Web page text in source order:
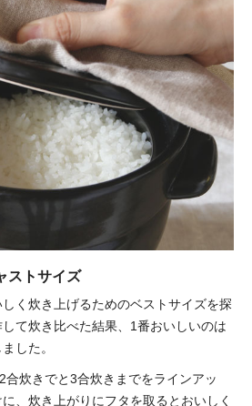
ストサイズ
く炊き上げるためのベストサイズを探
て炊き比べた結果、1番おいしいのは
した。
合炊きでと3合炊きまでをラインアッ
、炊き上がりにフタを取るとおいしく